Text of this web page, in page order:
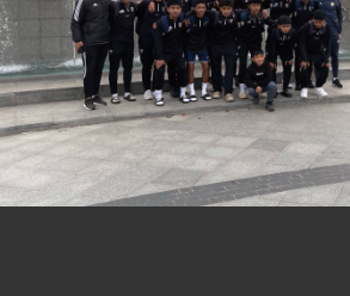
View Fullscreen